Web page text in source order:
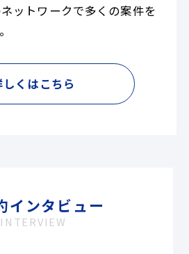
ットワークで多くの案件を
しくはこちら
インタビュー
INTERVIEW